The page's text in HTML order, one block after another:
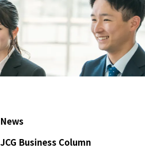
News
JCG Business Column